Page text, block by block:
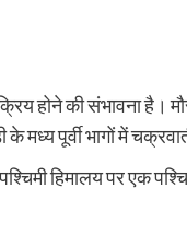
होने की संभावना है।
पूर्वी भागों में
हिमालय पर एक